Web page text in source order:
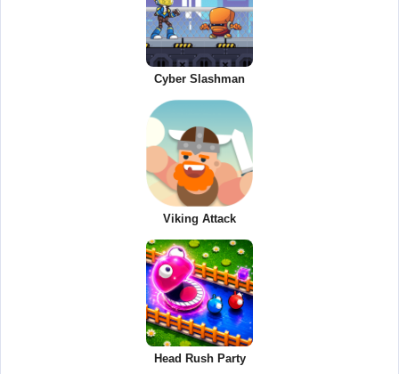
Cyber Slashman
Viking Attack
Head Rush Party